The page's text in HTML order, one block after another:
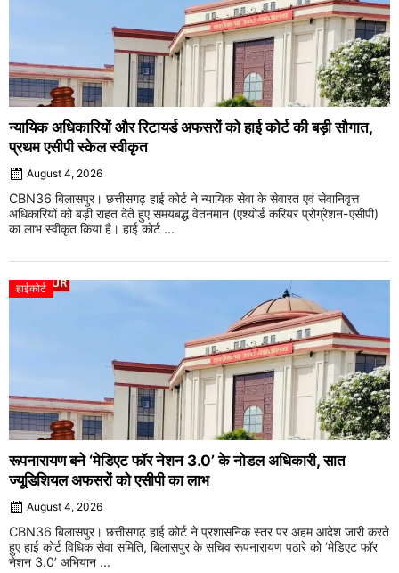
न्यायिक अधिकारियों और रिटायर्ड अफसरों को हाई कोर्ट की बड़ी सौगात,
प्रथम एसीपी स्केल स्वीकृत
August 4, 2026
CBN36 बिलासपुर। छत्तीसगढ़ हाई कोर्ट ने न्यायिक सेवा के सेवारत एवं सेवानिवृत्त
अधिकारियों को बड़ी राहत देते हुए समयबद्ध वेतनमान (एश्योर्ड करियर प्रोग्रेशन-एसीपी)
का लाभ स्वीकृत किया है। हाई कोर्ट ...
हाईकोर्ट
रूपनारायण बने ‘मेडिएट फॉर नेशन 3.0’ के नोडल अधिकारी, सात
ज्यूडिशियल अफसरों को एसीपी का लाभ
August 4, 2026
CBN36 बिलासपुर। छत्तीसगढ़ हाई कोर्ट ने प्रशासनिक स्तर पर अहम आदेश जारी करते
हुए हाई कोर्ट विधिक सेवा समिति, बिलासपुर के सचिव रूपनारायण पठारे को ‘मेडिएट फॉर
नेशन 3.0’ अभियान ...